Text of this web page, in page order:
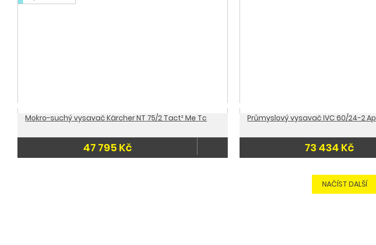
Mokro-suchý vysavač Kärcher NT 75/2 Tact² Me Tc
47 795 Kč
Průmyslový vysavač IVC 60/24-2 Ap
73 434 Kč
NAČÍST DALŠÍ